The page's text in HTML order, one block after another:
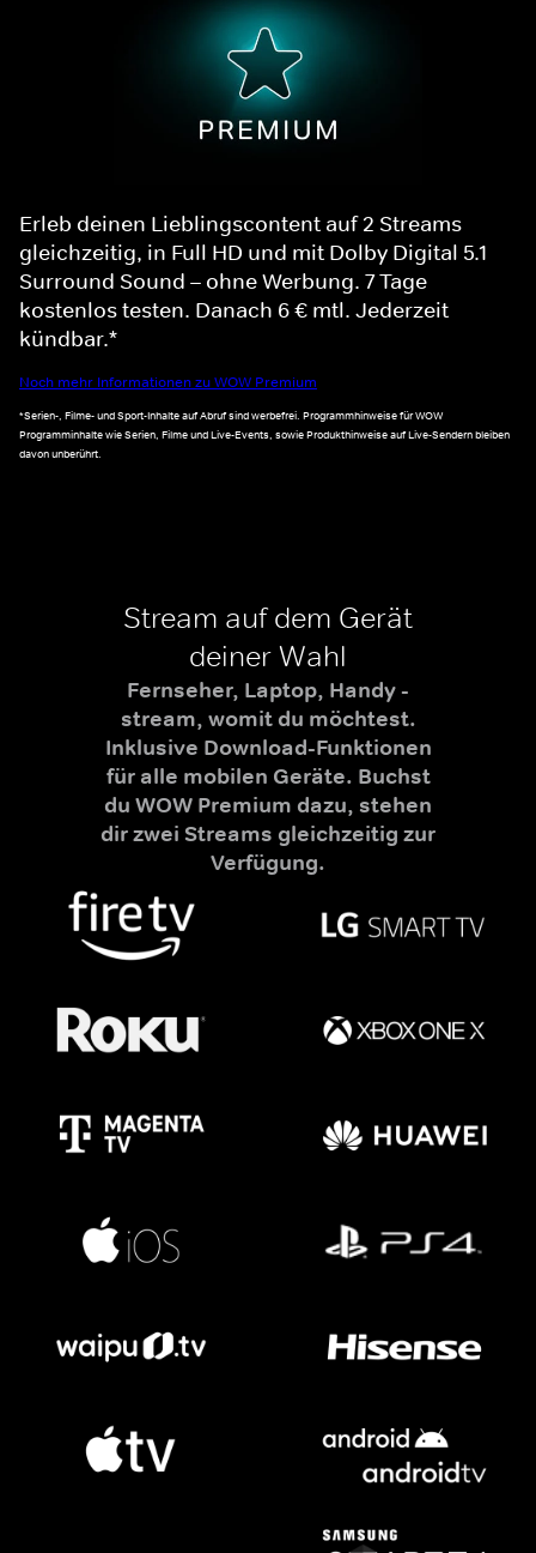
Erleb deinen Lieblingscontent auf 2 Streams
gleichzeitig, in Full HD und mit Dolby Digital 5.1
Surround Sound – ohne Werbung. 7 Tage
kostenlos testen. Danach 6 € mtl. Jederzeit
kündbar.*
Noch mehr Informationen zu WOW Premium
*Serien-, Filme- und Sport-Inhalte auf Abruf sind werbefrei. Programmhinweise für WOW
Programminhalte wie Serien, Filme und Live-Events, sowie Produkthinweise auf Live-Sendern bleiben
davon unberührt.
Stream auf dem Gerät
deiner Wahl
Fernseher, Laptop, Handy -
stream, womit du möchtest.
Inklusive Download-Funktionen
für alle mobilen Geräte. Buchst
du WOW Premium dazu, stehen
dir zwei Streams gleichzeitig zur
Verfügung.